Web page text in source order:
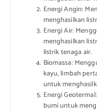
Energi Angin:
menghasilkan
Energi Air:
menghasilkan
listrik tenaga air.
Biomassa:
kayu, limbah
untuk
Energi
bumi untuk